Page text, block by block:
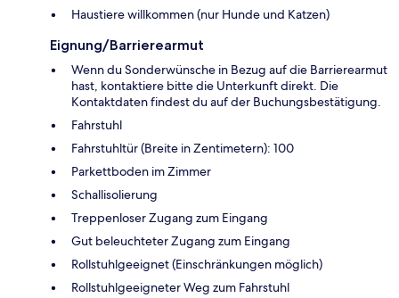
Haustiere willkommen (nur Hunde und Katzen)
Eignung/Barrierearmut
Wenn du Sonderwünsche in Bezug auf die Barrierearmut
hast, kontaktiere bitte die Unterkunft direkt. Die
Kontaktdaten findest du auf der Buchungsbestätigung.
Fahrstuhl
Fahrstuhltür (Breite in Zentimetern): 100
Parkettboden im Zimmer
Schallisolierung
Treppenloser Zugang zum Eingang
Gut beleuchteter Zugang zum Eingang
Rollstuhlgeeignet (Einschränkungen möglich)
Rollstuhlgeeigneter Weg zum Fahrstuhl